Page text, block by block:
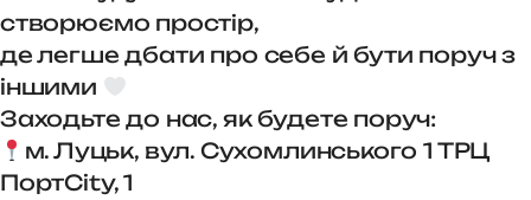
створюємо простір,
де легше дбати про себе й бути поруч з
іншими
Заходьте до нас, як будете поруч:
м. Луцьк, вул. Сухомлинського 1 ТРЦ
ПортCity, 1